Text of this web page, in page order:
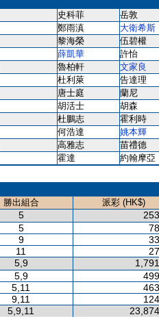
史科菲 岳敦
鄭雨滇 大衛希斯
黎海榮 伍碧權
薛凱華 許怡
魯柏軒 文家良
杜利萊 告達理
唐士庭 蘭尼
胡活士 胡森
杜鵬志 霍利時
何浩達 姚本輝
高雅志 苗禮德
霍達
約翰摩亞
勝出組合
派彩 (HK$)
5
5
9
11
5,9
5,9
5,11
9,11
5,9,11